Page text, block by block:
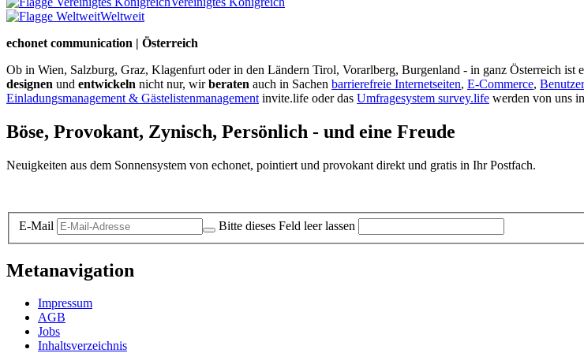
Weltweit
echonet communication | Österreich
Ob in Wien, Salzburg, Graz, Klagenfurt oder in den Ländern Tirol, Vorarlberg, Burgenland - in ganz Österreich
designen und entwickeln nicht nur, wirberaten auch in Sachen barrierefreie Internetseiten, E-Commerce,
Einladungsmanagement & Gästelistenmanagement invite.life oder das Umfragesystem survey.life werden von uns
Böse, Provokant, Zynisch, Persönlich - und eine Freude
Neuigkeiten aus dem Sonnensystem von echonet, pointiert und provokant direkt und gratis in Ihr Postfach.
E-Mail Bitte dieses Feld leer lassen
Metanavigation
Impressum
AGB
Jobs
Inhaltsverzeichnis